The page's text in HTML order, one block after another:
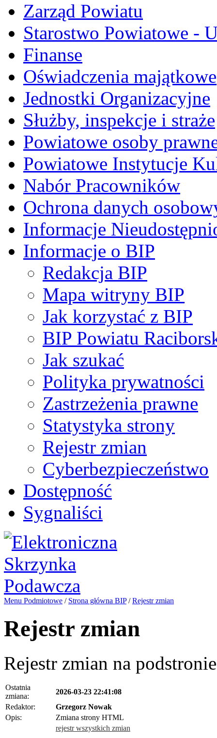
Zarząd Powiatu
Starostwo Powiatowe -
Finanse
Oświadczenia majątkowe
Jednostki Organizacyjne
Służby, inspekcje i straże
Powiatowe osoby
Powiatowe Instytucje
Nabór Pracowników
Ochrona danych
Informacje
Informacje o BIP
Redakcja BIP
Mapa witryny BIP
Jak korzystać z BIP
BIP Powiatu
Jak szukać
Polityka prywatności
Zastrzeżenia prawne
Statystyka strony
Rejestr zmian
Cyberbezpieczeństwo
Dostępność
Sygnaliści
Menu Podmiotowe / Strona główna BIP/Rejestr zmian
Rejestr zmian
Rejestr zmian na
Ostatnia
zmiana:
2026-03-23 22:41:08
Redaktor:
Grzegorz Nowak
Opis:
Zmiana strony HTML
rejestr wszystkich zmian